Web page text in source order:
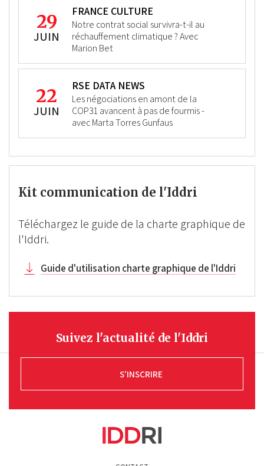
29
JUIN
FRANCE CULTURE
Notre contrat social survivra-t-il au
réchauffement climatique ? Avec
Marion Bet
22
JUIN
RSE DATA NEWS
Les négociations en amont de la
COP31 avancent à pas de fourmis -
avec Marta Torres Gunfaus
Kit communication de l'Iddri
Téléchargez le guide de la charte graphique de
l'Iddri.
Guide d'utilisation charte graphique de l'Iddri
Suivez l'actualité de l'Iddri
S'INSCRIRE